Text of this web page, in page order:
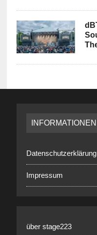
INFORMATIONEN
Datenschutzerklärung
Impressum
über stage223